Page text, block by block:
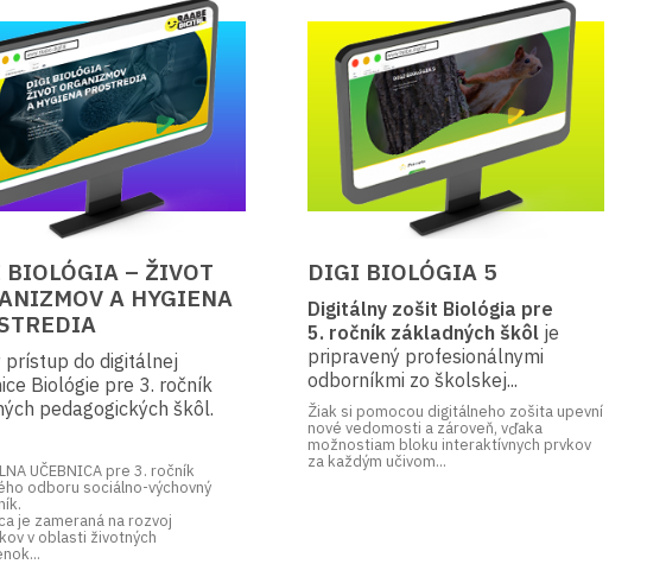
– ŽIVOT
A HYGIENA
prístup do digitálnej
Biológie pre 3. ročník
pedagogických škôl.
UČEBNICA pre 3. ročník
odboru sociálno-výchovný
je zameraná na rozvoj
v oblasti životných
DIGI BIOLÓGIA 5
Digitálny zošit Biológia pre
5. ročník základných škôl je
pripravený profesionálnymi
odborníkmi zo školskej...
Žiak si pomocou digitálneho zošita upevní
nové vedomosti a zároveň, vďaka
možnostiam bloku interaktívnych prvkov
za každým učivom...